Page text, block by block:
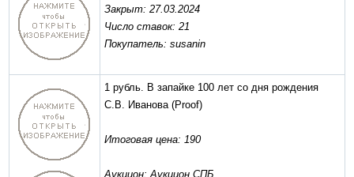
Закрыт: 27.03.2024
Число ставок: 21
Покупатель: susanin
1 рубль. В запайке 100 лет со дня рождения
С.В. Иванова(Proof)
Итоговая цена: 190
Аукцион: Аукцион СПБ